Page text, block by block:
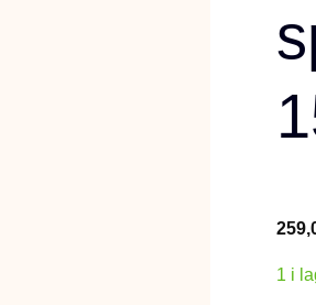
1 i